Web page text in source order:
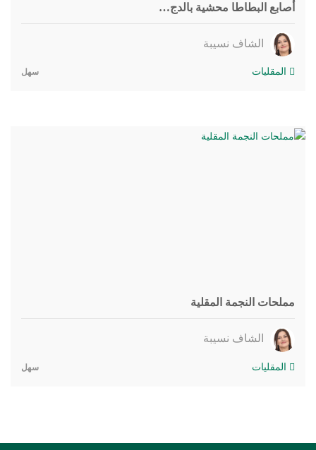
أصابع البطاطا محشية بالدج…
الشاف نسيبة
المقليات سهل
مملحات النجمة المقلية
الشاف نسيبة
المقليات سهل